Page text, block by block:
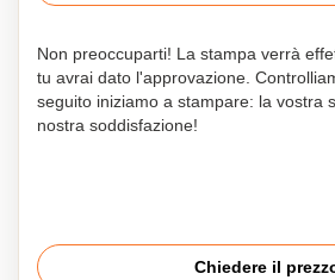
Non preoccuparti! La stampa verrà
tu avrai dato l'approvazione.
seguito iniziamo a stampare: la vostra
nostra soddisfazione!
Chiedere il